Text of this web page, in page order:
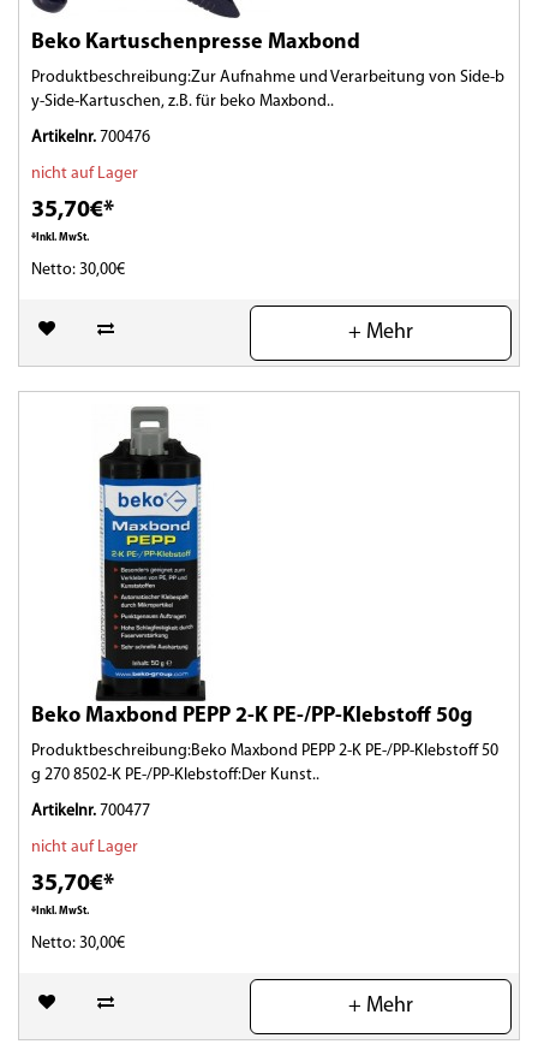
Beko Kartuschenpresse Maxbond
Produktbeschreibung:Zur Aufnahme und Verarbeitung von Side-b
y-Side-Kartuschen, z.B. für beko Maxbond..
Artikelnr. 700476
nicht auf Lager
35,70€*
*Inkl. MwSt.
Netto: 30,00€
(0)
+ Mehr
Beko Maxbond PEPP 2-K PE-/PP-Klebstoff 50g
Produktbeschreibung:Beko Maxbond PEPP 2-K PE-/PP-Klebstoff 50
g 270 8502-K PE-/PP-Klebstoff:Der Kunst..
Artikelnr. 700477
nicht auf Lager
35,70€*
*Inkl. MwSt.
Netto: 30,00€
(0)
+ Mehr